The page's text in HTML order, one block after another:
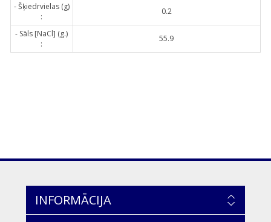
- Šķiedrvielas (g)
:
0.2
- Sāls [NaCl] (g.)
:
55.9
INFORMĀCIJA